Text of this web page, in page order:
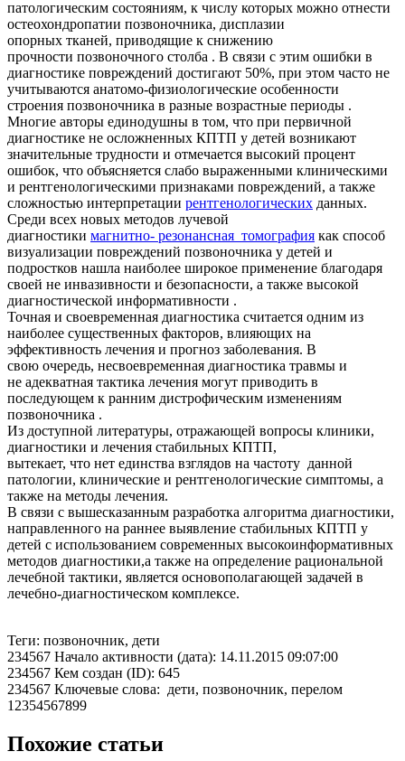
патологическим состояниям, к числу которых можно отнести
остеохондропатии позвоночника, дисплазии
опорных тканей, приводящие к снижению
прочности позвоночного столба . В связи с этим ошибки в
диагностике повреждений достигают 50%, при этом часто не
учитываются анатомо-физиологические особенности
строения позвоночника в разные возрастные периоды .
Многие авторы единодушны в том, что при первичной
диагностике не осложненных КПТП у детей возникают
значительные трудности и отмечается высокий процент
ошибок, что объясняется слабо выраженными клиническими
и рентгенологическими признаками повреждений, а также
сложностью интерпретации рентгенологических данных.
Среди всех новых методов лучевой
диагностики магнитно- резонансная томография как способ
визуализации повреждений позвоночника у детей и
подростков нашла наиболее широкое применение благодаря
своей не инвазивности и безопасности, а также высокой
диагностической информативности .
Точная и своевременная диагностика считается одним из
наиболее существенных факторов, влияющих на
эффективность лечения и прогноз заболевания. В
свою очередь, несвоевременная диагностика травмы и
не адекватная тактика лечения могут приводить в
последующем к ранним дистрофическим изменениям
позвоночника .
Из доступной литературы, отражающей вопросы клиники,
диагностики и лечения стабильных КПТП,
вытекает, что нет единства взглядов на частоту данной
патологии, клинические и рентгенологические симптомы, а
также на методы лечения.
В связи с вышесказанным разработка алгоритма диагностики,
направленного на раннее выявление стабильных КПТП у
детей с использованием современных высокоинформативных
методов диагностики,а также на определение рациональной
лечебной тактики, является основополагающей задачей в
лечебно-диагностическом комплексе.
Теги: позвоночник, дети
234567 Начало активности (дата): 14.11.2015 09:07:00
234567 Кем создан (ID): 645
234567 Ключевые слова: дети, позвоночник, перелом
12354567899
Похожие статьи